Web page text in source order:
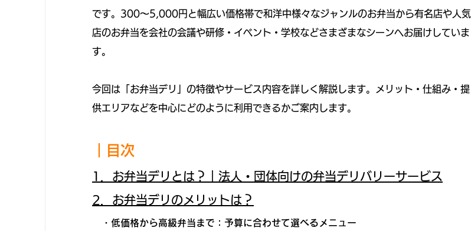
です。300〜5,000円と幅広い価格帯で和洋中様々なジャンルのお弁当から有名店や人気
店のお弁当を会社の会議や研修・イベント・学校などさまざまなシーンへお届けしていま
す。
今回は「お弁当デリ」の特徴やサービス内容を詳しく解説します。メリット・仕組み・提
供エリアなどを中心にどのように利用できるかご案内します。
｜目次
1．お弁当デリとは？｜法人・団体向けの弁当デリバリーサービス
2．お弁当デリのメリットは？
・低価格から高級弁当まで：予算に合わせて選べるメニュー